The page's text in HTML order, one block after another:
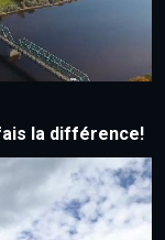
la différence!